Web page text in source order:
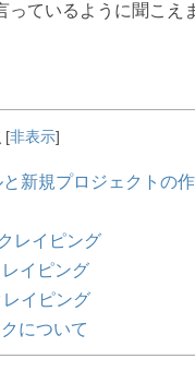
ているように聞こえ
[非表示]
新規プロジェクトの
レイピング
イピング
イピング
について